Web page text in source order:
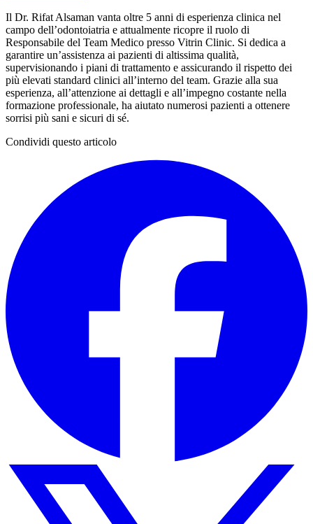
Il Dr. Rifat Alsaman vanta oltre 5 anni di esperienza clinica nel
campo dell’odontoiatria e attualmente ricopre il ruolo di
Responsabile del Team Medico presso Vitrin Clinic. Si dedica a
garantire un’assistenza ai pazienti di altissima qualità,
supervisionando i piani di trattamento e assicurando il rispetto dei
più elevati standard clinici all’interno del team. Grazie alla sua
esperienza, all’attenzione ai dettagli e all’impegno costante nella
formazione professionale, ha aiutato numerosi pazienti a ottenere
sorrisi più sani e sicuri di sé.
Condividi questo articolo